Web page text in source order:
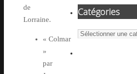
de
Lorraine.
« Colmar
»
par
Catégories
Catégories